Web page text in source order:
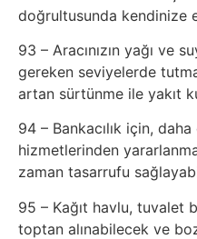
doğrultusunda kendinize
93 – Aracınızın yağı ve
gereken seviyelerde
artan sürtünme ile yakıt
94 – Bankacılık için,
hizmetlerinden
zaman tasarrufu
95 – Kağıt havlu, tuvalet
toptan alınabilecek ve